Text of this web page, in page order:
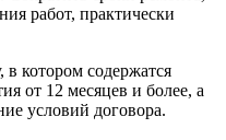
работ, практически
котором содержатся
от 12 месяцев и более, а
условий договора.